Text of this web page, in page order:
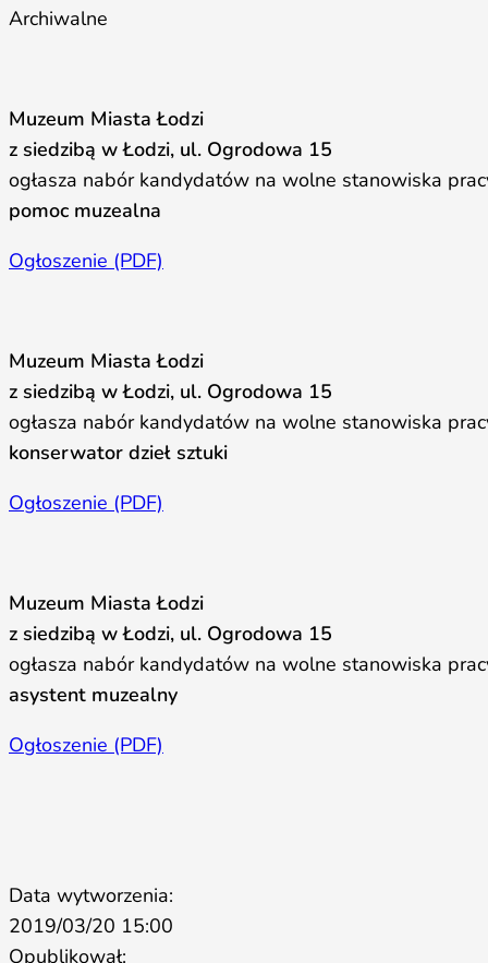
Archiwalne
Muzeum Miasta Łodzi
z siedzibą w Łodzi, ul. Ogrodowa 15
ogłasza nabór kandydatów na wolne stanowiska
pomoc muzealna
Ogłoszenie (PDF)
Muzeum Miasta Łodzi
z siedzibą w Łodzi, ul. Ogrodowa 15
ogłasza nabór kandydatów na wolne stanowiska
konserwator dzieł sztuki
Ogłoszenie (PDF)
Muzeum Miasta Łodzi
z siedzibą w Łodzi, ul. Ogrodowa 15
ogłasza nabór kandydatów na wolne stanowiska
asystent muzealny
Ogłoszenie (PDF)
Data wytworzenia:
2019/03/20 15:00
Opublikował: